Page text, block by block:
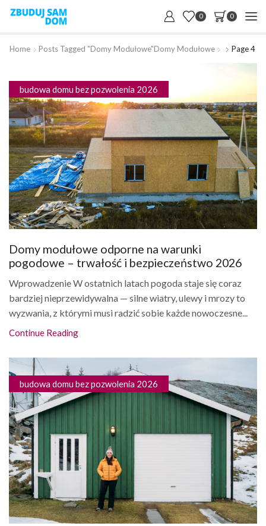
0 0
Home Posts Tagged "domy Modułowe"Domy Modułowe Page 4
budowa domu bez pozwolenia 2026
Domy modułowe odporne na warunki
pogodowe – trwałość i bezpieczeństwo 2026
Wprowadzenie W ostatnich latach pogoda staje się coraz
bardziej nieprzewidywalna — silne wiatry, ulewy i mrozy to
wyzwania, z którymi musi radzić sobie każde nowoczesne...
Continue Reading
budowa domu bez pozwolenia 2026